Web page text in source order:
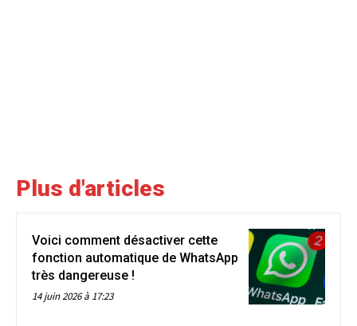
Plus d'articles
Voici comment désactiver cette
fonction automatique de WhatsApp
très dangereuse !
14 juin 2026 à 17:23